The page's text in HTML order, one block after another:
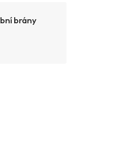
brány